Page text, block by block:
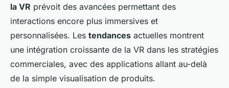
la VR prévoit des avancées permettant des
interactions encore plus immersives et
personnalisées. Les tendances actuelles montrent
une intégration croissante de la VR dans les stratégies
commerciales, avec des applications allant au-delà
de la simple visualisation de produits.